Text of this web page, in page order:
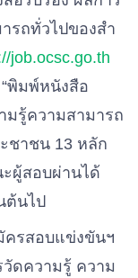
รถทั่วไปของสํา
//job.ocsc.go.th
“พิมพ์หนังสือ
มรู้ความสามารถ
ชาชน 13 หลัก
ผู้สอบผ่านได้
ต้นไป
ครสอบแข่งขันฯ
ดความรู้ ความ